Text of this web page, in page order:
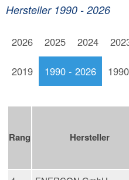
Hersteller 1990 - 2026
2026 2025 2024
2019 1990 - 2026
Rang Hersteller